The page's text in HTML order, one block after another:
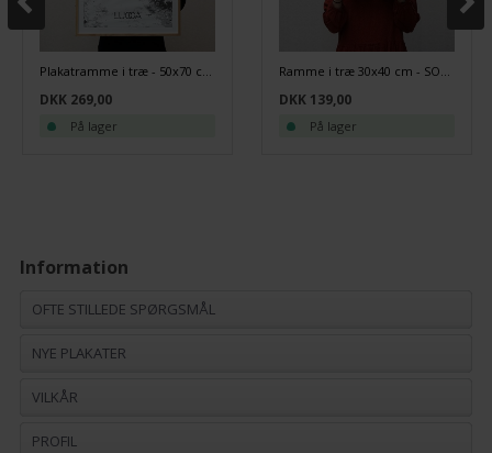
Plakatramme i træ - 50x70 cm - Egetræ
DKK 269,00
På lager
Ramme i træ 30x40 cm - SORT
DKK 139,00
På lager
Information
OFTE STILLEDE SPØRGSMÅL
NYE PLAKATER
VILKÅR
PROFIL